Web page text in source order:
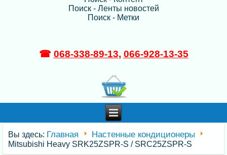
Поиск - Ленты новостей
Поиск - Метки
☎ 068-338-89-13, 066-928-13-35
Вы здесь: Главная Настенные кондиционеры
Mitsubishi Heavy SRK25ZSPR-S / SRC25ZSPR-S